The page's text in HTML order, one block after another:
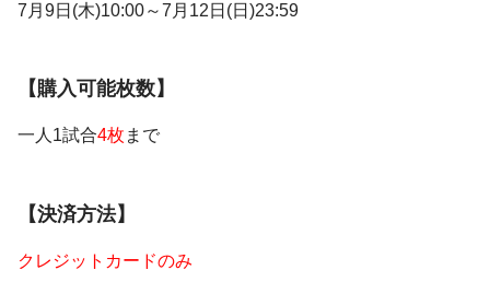
7月9日(木)10:00～7月12日(日)23:59
【購入可能枚数】
一人1試合4枚 まで
【決済方法】
クレジットカードのみ